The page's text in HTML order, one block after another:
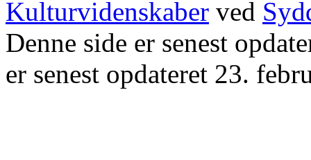
Kulturvidenskaber ved
Denne side er senest
er senest opdateret 23.